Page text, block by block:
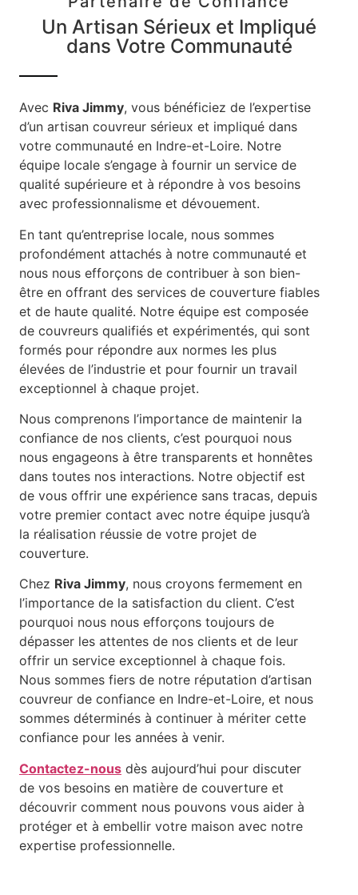
Un Artisan Sérieux et Impliqué
dans Votre Communauté
Avec Riva Jimmy, vous bénéficiez de l’expertise
d’un artisan couvreur sérieux et impliqué dans
votre communauté en Indre-et-Loire. Notre
équipe locale s’engage à fournir un service de
qualité supérieure et à répondre à vos besoins
avec professionnalisme et dévouement.
En tant qu’entreprise locale, nous sommes
profondément attachés à notre communauté et
nous nous efforçons de contribuer à son bien-
être en offrant des services de couverture fiables
et de haute qualité. Notre équipe est composée
de couvreurs qualifiés et expérimentés, qui sont
formés pour répondre aux normes les plus
élevées de l’industrie et pour fournir un travail
exceptionnel à chaque projet.
Nous comprenons l’importance de maintenir la
confiance de nos clients, c’est pourquoi nous
nous engageons à être transparents et honnêtes
dans toutes nos interactions. Notre objectif est
de vous offrir une expérience sans tracas, depuis
votre premier contact avec notre équipe jusqu’à
la réalisation réussie de votre projet de
couverture.
Chez Riva Jimmy, nous croyons fermement en
l’importance de la satisfaction du client. C’est
pourquoi nous nous efforçons toujours de
dépasser les attentes de nos clients et de leur
offrir un service exceptionnel à chaque fois.
Nous sommes fiers de notre réputation d’artisan
couvreur de confiance en Indre-et-Loire, et nous
sommes déterminés à continuer à mériter cette
confiance pour les années à venir.
Contactez-nous dès aujourd’hui pour discuter
de vos besoins en matière de couverture et
découvrir comment nous pouvons vous aider à
protéger et à embellir votre maison avec notre
expertise professionnelle.